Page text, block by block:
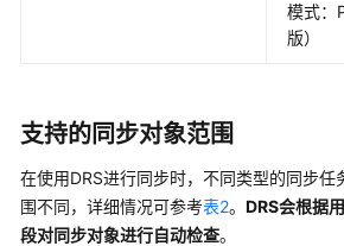
步
方
案
概
览
模式：
版）
支持的同步对象范围
在使用DRS进行同步时，不同类型的同步任
围不同，详细情况可参考表2。 DRS会根据
段对同步对象进行自动检查。